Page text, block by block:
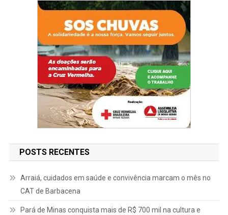
POSTS RECENTES
Arraiá, cuidados em saúde e convivência marcam o mês no
CAT de Barbacena
Pará de Minas conquista mais de R$ 700 mil na cultura e